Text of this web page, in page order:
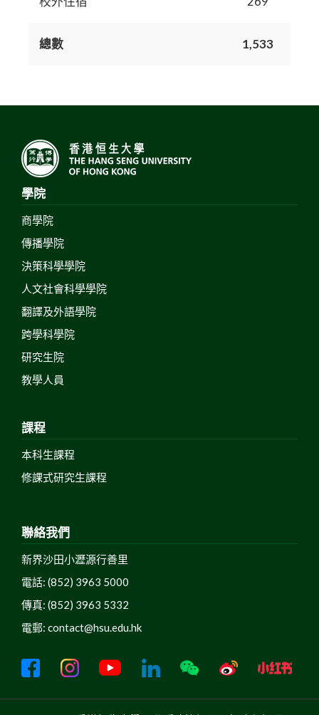
總數 1,533
學院
商學院
傳播學院
決策科學學院
人文社會科學學院
翻譯及外語學院
跨學科學院
研究生院
教學人員
課程
本科生課程
修課式研究生課程
聯絡我們
新界沙田小瀝源行善里
電話: (852) 3963 5000
傳真: (852) 3963 5332
電郵: contact@hsu.edu.hk